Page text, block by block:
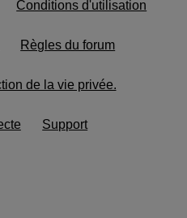
Conditions d'utilisation
Règles du forum
de la vie privée.
Support